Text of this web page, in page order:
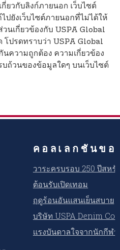
ยวกับลิงก์ภายนอก เว็บไซต์
ปยังเว็บไซต์ภายนอกที่ไม่ได้ให้
นเกี่ยวข้องกับ USPA Global
โปรดทราบว่า USPA Global
ความถูกต้อง ความเกี่ยวข้อง
ถ้วนของข้อมูลใดๆ บนเว็บไซต์
คอลเลกชันขอ
วาระครบรอบ 250 ปีสหรั
ต้อนรับเปิดเทอม
ฤดูร้อนอันแสนเย็นสบาย
บริษัท USPA Denim Co.
แรงบันดาลใจจากนักกีฬา